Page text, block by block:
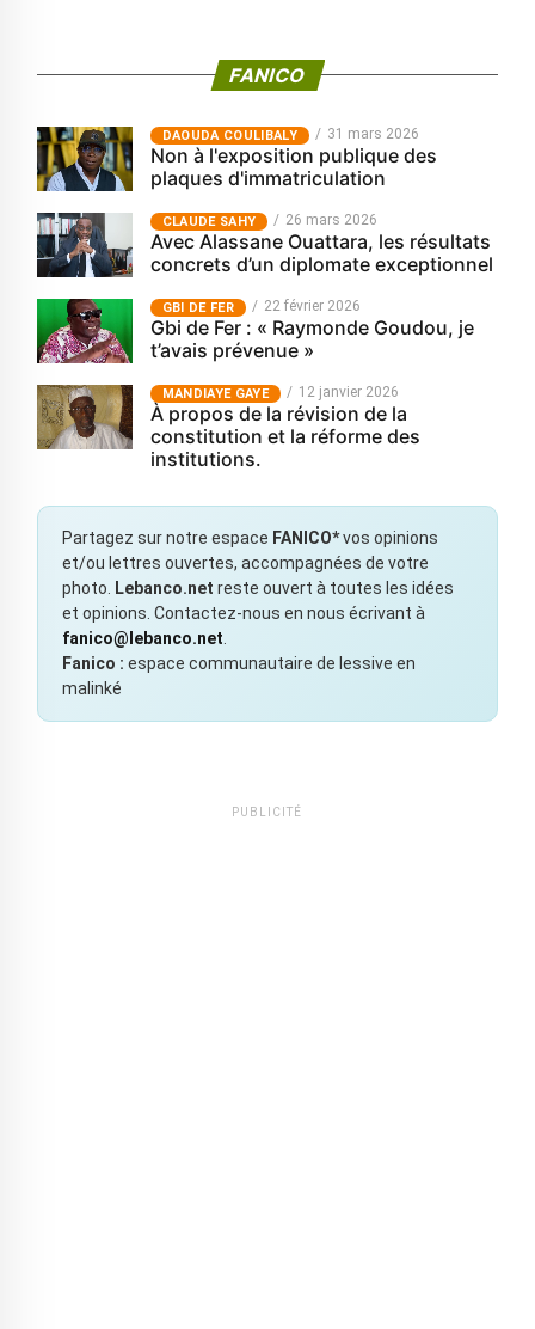
FANICO
‎DAOUDA COULIBALY 31 mars 2026
Non à l'exposition publique des
plaques d'immatriculation
CLAUDE SAHY 26 mars 2026
Avec Alassane Ouattara, les résultats
concrets d’un diplomate exceptionnel
GBI DE FER 22 février 2026
Gbi de Fer : « Raymonde Goudou, je
t’avais prévenue »
MANDIAYE GAYE 12 janvier 2026
À propos de la révision de la
constitution et la réforme des
institutions.
Partagez sur notre espace FANICO*vos opinions
et/ou lettres ouvertes, accompagnées de votre
photo.
Lebanco.net reste ouvert à toutes les idées
et opinions. Contactez-nous en nous écrivant à
fanico@lebanco.net
Fanico : espace communautaire de lessive en
malinké
PUBLICITÉ